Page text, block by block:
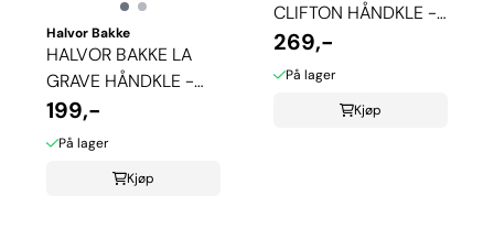
Halvor Bakke
HALVOR BAKKE LA
GRAVE HÅNDKLE -
MULDVARP
199,-
På lager
Kjøp
CLIFTON HÅNDKLE -
PURE CASHMERE
269,-
På lager
Kjøp